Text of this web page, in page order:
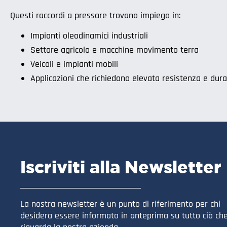
Questi raccordi a pressare trovano impiego in:
Impianti oleodinamici industriali
Settore agricolo e macchine movimento terra
Veicoli e impianti mobili
Applicazioni che richiedono elevata resistenza e
Iscriviti alla Newsletter
La nostra newsletter è un punto di riferimento per chi
desidera essere informato in anteprima su tutto ciò che